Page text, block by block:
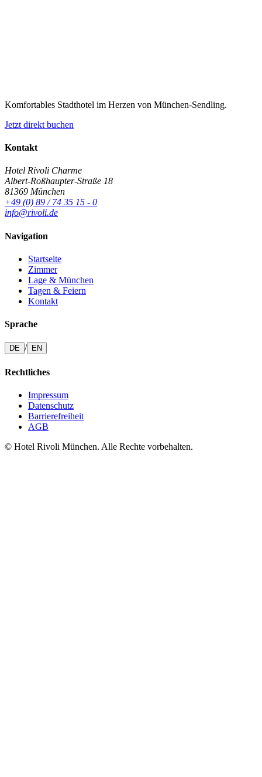
Komfortables Stadthotel im Herzen von München-Sendling.
Jetzt direkt buchen
Kontakt
Hotel Rivoli Charme
Albert-Roßhaupter-Straße 18
81369 München
+49 (0) 89 / 74 35 15 - 0
info@rivoli.de
Navigation
Startseite
Zimmer
Lage & München
Tagen & Feiern
Kontakt
Sprache
DE / EN
Rechtliches
Impressum
Datenschutz
Barrierefreiheit
AGB
© Hotel Rivoli München. Alle Rechte vorbehalten.